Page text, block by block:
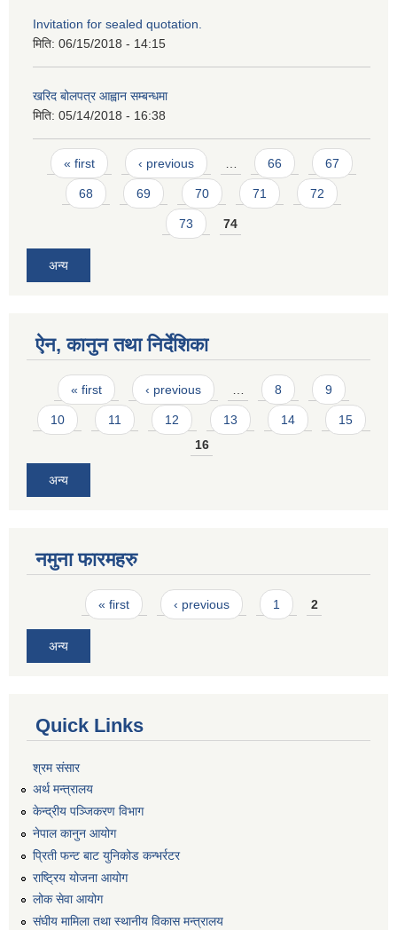
Invitation for sealed quotation.
मिति: 06/15/2018 - 14:15
खरिद बोलपत्र आह्वान सम्बन्धमा
मिति: 05/14/2018 - 16:38
Pages
« first ‹ previous … 66 67
68 69 70 71 72
73 74
अन्य
ऐन, कानुन तथा निर्देशिका
Pages
« first ‹ previous 8 9
10 11 12 13 14
15
16
अन्य
नमुना फारमहरु
Pages« first ‹ previous 1 2
अन्य
Quick Links
श्रम संसार
अर्थ मन्त्रालय
केन्द्रीय पञ्जिकरण विभाग
नेपाल कानुन आयोग
प्रिती फन्ट बाट युनिकोड कन्भर्रटर
राष्ट्रिय योजना आयोग
लोक सेवा आयोग
संघीय मामिला तथा स्थानीय विकास मन्त्रालय